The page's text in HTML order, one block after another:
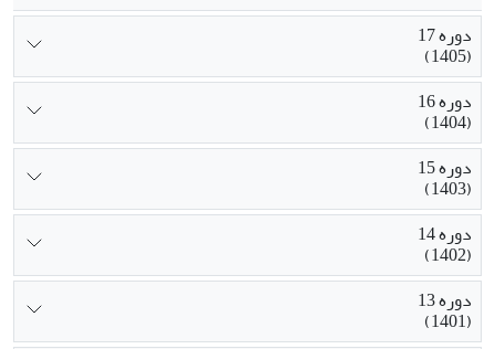
دوره 17
(1405)
دوره 16
(1404)
دوره 15
(1403)
دوره 14
(1402)
دوره 13
(1401)